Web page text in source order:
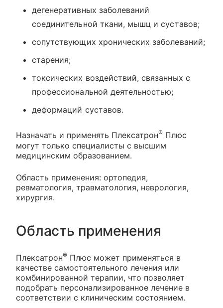
дегенеративных заболеваний
соединительной ткани, мышц и суставов;
сопутствующих хронических заболеваний;
старения;
токсических воздействий, связанных с
профессиональной деятельностью;
деформаций суставов.
Назначать и применять Плексатрон® Плюс
могут только специалисты с высшим
медицинским образованием.
Область применения: ортопедия,
ревматология, травматология, неврология,
хирургия.
Область применения
Плексатрон® Плюс может применяться в
качестве самостоятельного лечения или
комбинированной терапии, что позволяет
подобрать персонализированное лечение в
соответствии с клиническим состоянием.